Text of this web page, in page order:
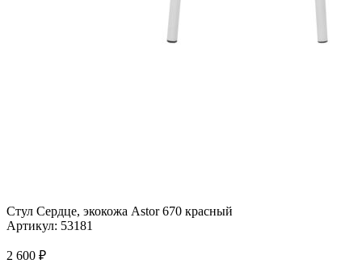
Стул Сердце, экокожа Astor 670 красный
Артикул: 53181
2 600 ₽